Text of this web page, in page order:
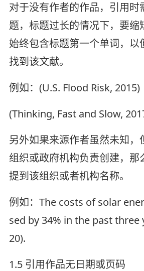
对于没有作者的作品，引用时
题，标题过长的情况下，要缩
始终包含标题第一个单词，以
找到该文献。
例如：(U.S. Flood Risk, 2015)
(Thinking, Fast and Slow,
另外如果来源作者虽然未知，
组织或政府机构负责创建，那
提到该组织或者机构名称。
例如：The costs of solar
sed by 34% in the past three
20).
1.5 引用作品无日期或页码